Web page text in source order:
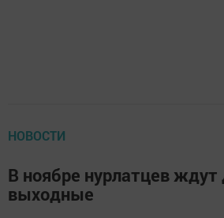
НОВОСТИ
В ноябре нурлатцев
выходные